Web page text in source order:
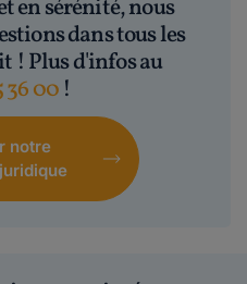
en sérénité, nous
dans tous les
! Plus d'infos au
36 00 !
notre